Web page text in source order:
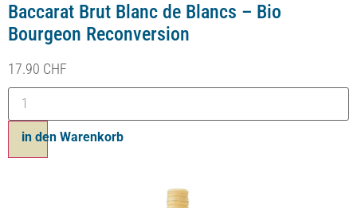
Baccarat Brut Blanc de Blancs – Bio
Bourgeon Reconversion
17.90 CHF
Bouteille 75cl
Ajouter au panier